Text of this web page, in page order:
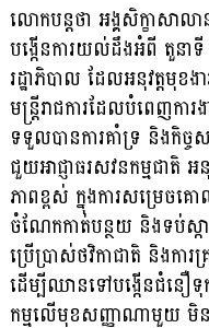
លោកបន្តថា អង្គសិក្ខាសា
បង្កើនការយល់ដឹងអំពី តួនាទី និ
រដ្ឋាភិបាល ដែលអនុវត្តមុខ
មន្ត្រីរាជការដែលបំពេញការ
ទទួលបានការគាំទ្រ និងកិច្
ជួយអាជ្ញាធរសវនកម្មជាតិ
ភាពខ្ពស់ ក្នុងការសម្រេចគ
ចំណែកកាត់បន្ថយ និងទប់ស្ក
ប្រើប្រាស់ថវិកាជាតិ និងការ
ដើម្បីឈានទៅបង្កើនជំនឿទុ
កម្មលើមុខសញ្ញាណាមួយ មិន